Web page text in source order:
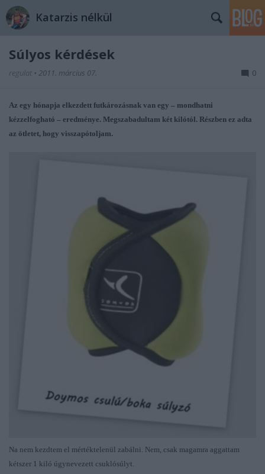
Katarzis nélkül
Súlyos kérdések
regulat • 2011. március 07. 0
Az egy hónapja elkezdett futkározásnak van egy – mondhatni
kézzelfogható – eredménye. Megszabadultam két kilótól. Részben ez adta
az ötletet, hogy visszapótoljam.
Na nem kezdtem el mértéktelenül zabálni. Nem, csak magamra aggattam
kétszer 1 kiló úgynevezett csuklósúlyt.